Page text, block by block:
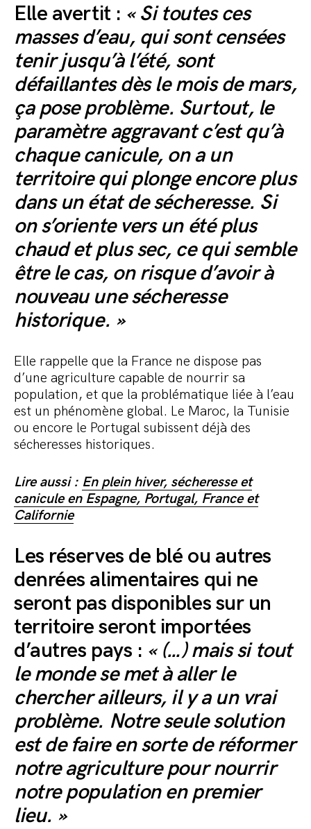
Elle avertit : « Si toutes ces
masses d’eau, qui sont censées
tenir jusqu’à l’été, sont
défaillantes dès le mois de mars,
ça pose problème. Surtout, le
paramètre aggravant c’est qu’à
chaque canicule, on a un
territoire qui plonge encore plus
dans un état de sécheresse. Si
on s’oriente vers un été plus
chaud et plus sec, ce qui semble
être le cas, on risque d’avoir à
nouveau une sécheresse
historique. »
Elle rappelle que la France ne dispose pas
d’une agriculture capable de nourrir sa
population, et que la problématique liée à l’eau
est un phénomène global. Le Maroc, la Tunisie
ou encore le Portugal subissent déjà des
sécheresses historiques.
Lire aussi : En plein hiver, sécheresse et
canicule en Espagne, Portugal, France et
Californie
Les réserves de blé ou autres
denrées alimentaires qui ne
seront pas disponibles sur un
territoire seront importées
d’autres pays : « (…) mais si tout
le monde se met à aller le
chercher ailleurs, il y a un vrai
problème. Notre seule solution
est de faire en sorte de réformer
notre agriculture pour nourrir
notre population en premier
lieu. »